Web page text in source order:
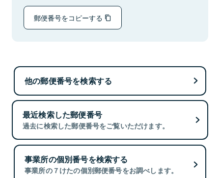
郵便番号をコピーする
他の郵便番号を検索する
最近検索した郵便番号
過去に検索した郵便番号をご覧いただけます。
事業所の個別番号を検索する
事業所の７けたの個別郵便番号をお調べします。